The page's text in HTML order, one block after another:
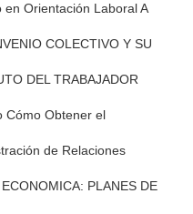
Orientación Laboral A
COLECTIVO Y SU
DEL TRABAJADOR
Cómo Obtener el
de Relaciones
PLANES DE